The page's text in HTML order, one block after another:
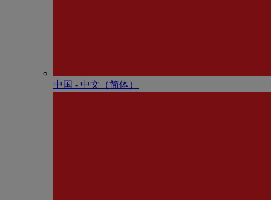
中国 - 中⽂（简体）